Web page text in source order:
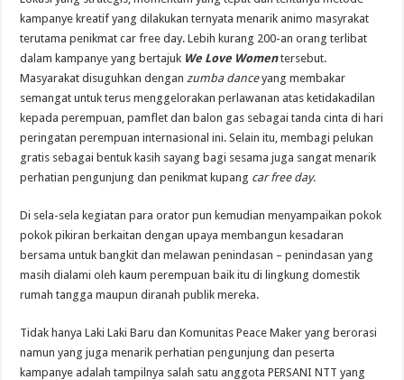
kampanye kreatif yang dilakukan ternyata menarik animo masyrakat
terutama penikmat car free day. Lebih kurang 200-an orang terlibat
dalam kampanye yang bertajuk We Love Women tersebut.
Masyarakat disuguhkan dengan zumba danceyang membakar
semangat untuk terus menggelorakan perlawanan atas ketidakadilan
kepada perempuan, pamflet dan balon gas sebagai tanda cinta di hari
peringatan perempuan internasional ini. Selain itu, membagi pelukan
gratis sebagai bentuk kasih sayang bagi sesama juga sangat menarik
perhatian pengunjung dan penikmat kupang car free day.
Di sela-sela kegiatan para orator pun kemudian menyampaikan pokok
pokok pikiran berkaitan dengan upaya membangun kesadaran
bersama untuk bangkit dan melawan penindasan – penindasan yang
masih dialami oleh kaum perempuan baik itu di lingkung domestik
rumah tangga maupun diranah publik mereka.
Tidak hanya Laki Laki Baru dan Komunitas Peace Maker yang berorasi
namun yang juga menarik perhatian pengunjung dan peserta
kampanye adalah tampilnya salah satu anggota PERSANI NTT yang